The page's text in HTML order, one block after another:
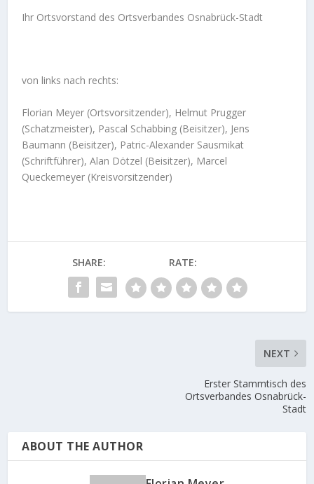
Ihr Ortsvorstand des Ortsverbandes Osnabrück-Stadt
von links nach rechts:
Florian Meyer (Ortsvorsitzender), Helmut Prugger
(Schatzmeister), Pascal Schabbing (Beisitzer), Jens
Baumann (Beisitzer), Patric-Alexander Sausmikat
(Schriftführer), Alan Dötzel (Beisitzer), Marcel
Queckemeyer (Kreisvorsitzender)
SHARE: RATE:
NEXT
Erster Stammtisch des
Ortsverbandes Osnabrück-
Stadt
ABOUT THE AUTHOR